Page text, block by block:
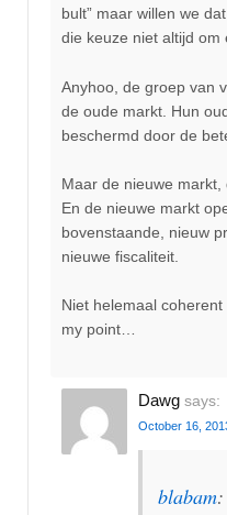
bult” maar willen we
die keuze niet altijd om
Anyhoo, de groep van
de oude markt. Hun
beschermd door de
Maar de nieuwe markt,
En de nieuwe markt
bovenstaande, nieuw
nieuwe fiscaliteit.
Niet helemaal
my point…
Dawg says:
October 16,
blabam: